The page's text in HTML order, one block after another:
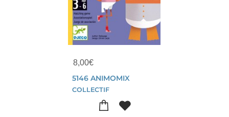
8,00€
5146 ANIMOMIX
COLLECTIF